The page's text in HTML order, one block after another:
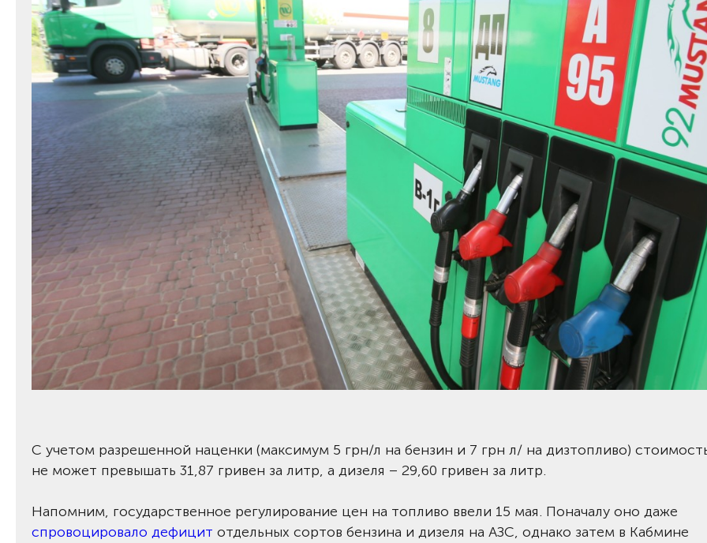
С учетом разрешенной наценки (максимум 5 грн/л на бензин и 7 грн л/ на дизтопливо)
не может превышать 31,87 гривен за литр, а дизеля – 29,60 гривен за литр.
Напомним, государственное регулирование цен на топливо ввели 15 мая. Поначалу оно даже
спровоцировало дефицит отдельных сортов бензина и дизеля на АЗС, однако затем в Кабмине